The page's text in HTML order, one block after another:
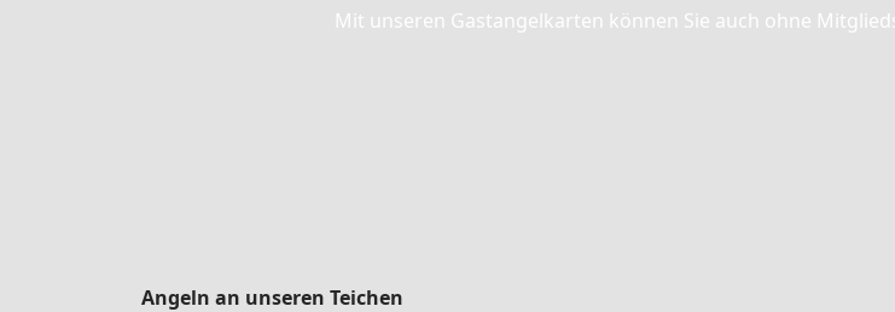
Mit unseren Gastangelkarten können Sie auch ohne
Angeln an unseren Teichen